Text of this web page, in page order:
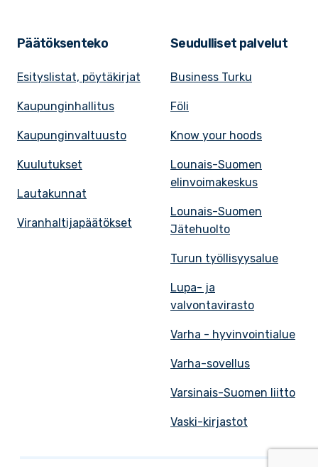
Päätöksenteko
Esityslistat, pöytäkirjat
Kaupunginhallitus
Kaupunginvaltuusto
Kuulutukset
Lautakunnat
Viranhaltijapäätökset
Seudulliset palvelut
Business Turku
Föli
Know your hoods
Lounais-Suomen
elinvoimakeskus
Lounais-Suomen
Jätehuolto
Turun työllisyysalue
Lupa- ja
valvontavirasto
Varha - hyvinvointialue
Varha-sovellus
Varsinais-Suomen liitto
Vaski-kirjastot